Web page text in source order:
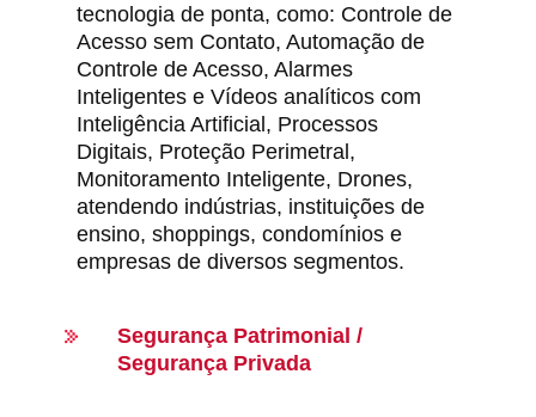
tecnologia de ponta, como: Controle de
Acesso sem Contato, Automação de
Controle de Acesso, Alarmes
Inteligentes e Vídeos analíticos com
Inteligência Artificial, Processos
Digitais, Proteção Perimetral,
Monitoramento Inteligente, Drones,
atendendo indústrias, instituições de
ensino, shoppings, condomínios e
empresas de diversos segmentos.
Segurança Patrimonial /
Segurança Privada